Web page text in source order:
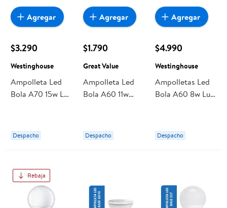
$3.290
Westinghouse
Ampolleta Led
Bola A70 15w Lbf
G10
Despacho
Agregar
$1.790
Great Value
Ampolleta Led
Bola A60 11w
Despacho
Agregar
$4.990
Westinghouse
Ampolletas Led
Bola A60 8w Luz
Westinghouse
Despacho
Agregar
Rebaja